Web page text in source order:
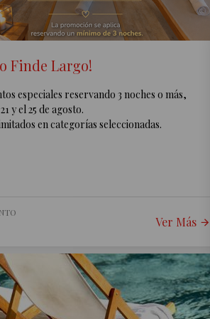
Finde Largo!
especiales reservando 3 noches o más,
y el 25 de agosto.
en categorías seleccionadas.
Ver Más